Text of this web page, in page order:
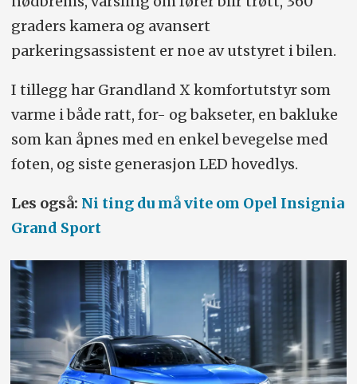
graders kamera og avansert
parkeringsassistent er noe av utstyret i bilen.
I tillegg har Grandland X komfortutstyr som
varme i både ratt, for- og bakseter, en bakluke
som kan åpnes med en enkel bevegelse med
foten, og siste generasjon LED hovedlys.
Les også: Ni ting du må vite om Opel Insignia
Grand Sport